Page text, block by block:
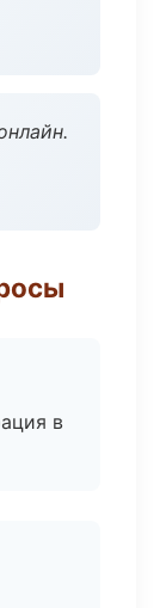
в